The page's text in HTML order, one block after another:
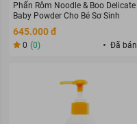
Phấn Rôm Noodle & Boo Delicate
Baby Powder Cho Bé Sơ Sinh
645.000 đ
0 (0) Đã